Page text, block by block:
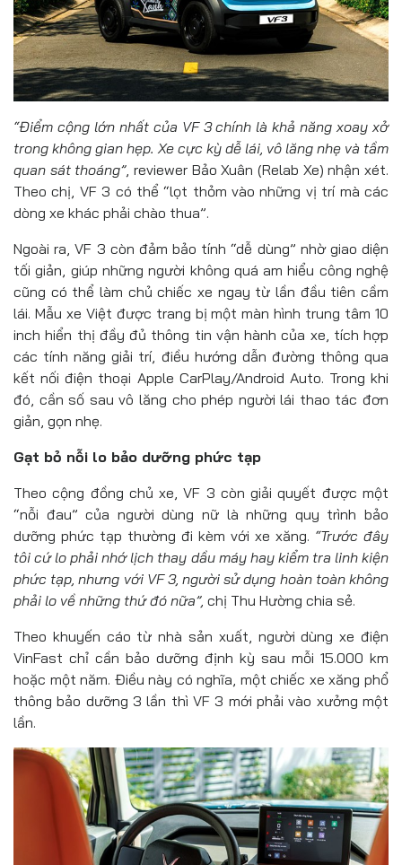
“Điểm cộng lớn nhất của VF 3 chính là khả năng xoay xở
trong không gian hẹp. Xe cực kỳ dễ lái, vô lăng nhẹ và tầm
quan sát thoáng”, reviewer Bảo Xuân (Relab Xe) nhận xét.
Theo chị, VF 3 có thể “lọt thỏm vào những vị trí mà các
dòng xe khác phải chào thua”.
Ngoài ra, VF 3 còn đảm bảo tính “dễ dùng” nhờ giao diện
tối giản, giúp những người không quá am hiểu công nghệ
cũng có thể làm chủ chiếc xe ngay từ lần đầu tiên cầm
lái. Mẫu xe Việt được trang bị một màn hình trung tâm 10
inch hiển thị đầy đủ thông tin vận hành của xe, tích hợp
các tính năng giải trí, điều hướng dẫn đường thông qua
kết nối điện thoại Apple CarPlay/Android Auto. Trong khi
đó, cần số sau vô lăng cho phép người lái thao tác đơn
giản, gọn nhẹ.
Gạt bỏ nỗi lo bảo dưỡng phức tạp
Theo cộng đồng chủ xe, VF 3 còn giải quyết được một
“nỗi đau” của người dùng nữ là những quy trình bảo
dưỡng phức tạp thường đi kèm với xe xăng. “Trước đây
tôi cứ lo phải nhớ lịch thay dầu máy hay kiểm tra linh kiện
phức tạp, nhưng với VF 3, người sử dụng hoàn toàn không
phải lo về những thứ đó nữa”, chị Thu Hường chia sẻ.
Theo khuyến cáo từ nhà sản xuất, người dùng xe điện
VinFast chỉ cần bảo dưỡng định kỳ sau mỗi 15.000 km
hoặc một năm. Điều này có nghĩa, một chiếc xe xăng phổ
thông bảo dưỡng 3 lần thì VF 3 mới phải vào xưởng một
lần.